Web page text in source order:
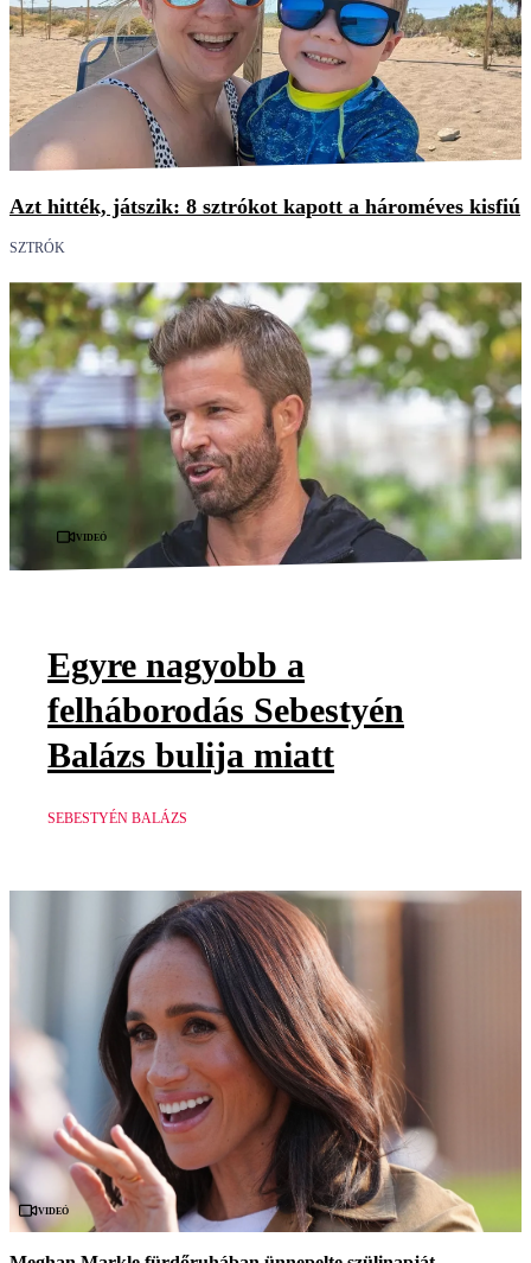
Azt hitték, játszik: 8 sztrókot kapott a hároméves kisfiú
SZTRÓK
Videó
Egyre nagyobb a
felháborodás Sebestyén
Balázs bulija miatt
SEBESTYÉN BALÁZS
Videó